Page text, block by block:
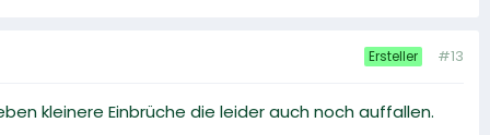
Ersteller #13
kleinere Einbrüche die leider auch noch auffallen.